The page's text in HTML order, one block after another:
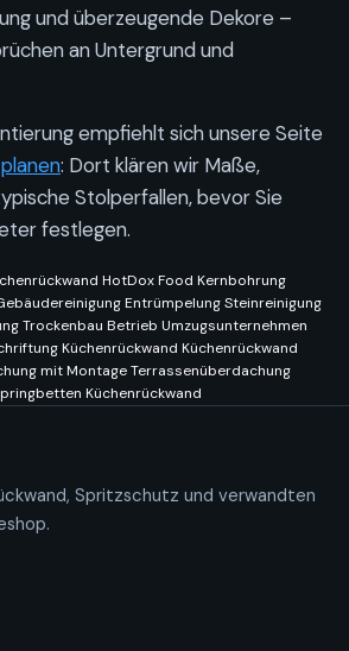
und überzeugende Dekore –
an Untergrund und
empfiehlt sich unsere Seite
: Dort klären wir Maße,
Stolperfallen, bevor Sie
festlegen.
HotDox Food Kernbohrung
EntrümpelungSteinreinigung
Trockenbau Betrieb Umzugsunternehmen
Küchenrückwand Küchenrückwand
mit Montage Terrassenüberdachung
Küchenrückwand
Spritzschutz und verwandten